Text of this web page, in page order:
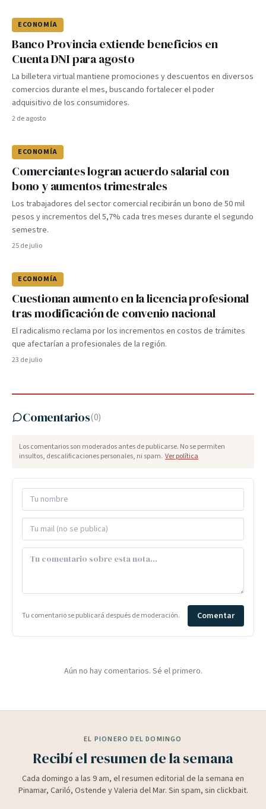
ECONOMÍA
Banco Provincia extiende beneficios en
Cuenta DNI para agosto
La billetera virtual mantiene promociones y descuentos en diversos
comercios durante el mes, buscando fortalecer el poder
adquisitivo de los consumidores.
2 de agosto
ECONOMÍA
Comerciantes logran acuerdo salarial con
bono y aumentos trimestrales
Los trabajadores del sector comercial recibirán un bono de 50 mil
pesos y incrementos del 5,7% cada tres meses durante el segundo
semestre.
25 de julio
ECONOMÍA
Cuestionan aumento en la licencia profesional
tras modificación de convenio nacional
El radicalismo reclama por los incrementos en costos de trámites
que afectarían a profesionales de la región.
23 de julio
Comentarios(0)
Los comentarios son moderados antes de publicarse. No se permiten
insultos, descalificaciones personales, ni spam. Ver política
Tu comentario se publicará después de moderación. Comentar
Aún no hay comentarios. Sé el primero.
EL PIONERO DEL DOMINGO
Recibí el resumen de la semana
Cada domingo a las 9 am, el resumen editorial de la semana en
Pinamar, Cariló, Ostende y Valeria del Mar. Sin spam, sin clickbait.